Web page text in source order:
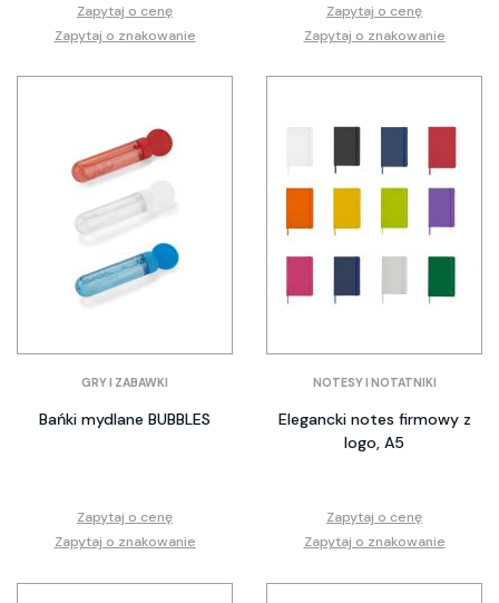
Zapytaj o cenę
Zapytaj o znakowanie
Zapytaj o cenę
Zapytaj o znakowanie
GRY I ZABAWKI
Bańki mydlane BUBBLES
Zapytaj o cenę
Zapytaj o znakowanie
NOTESY I NOTATNIKI
Elegancki notes firmowy z
logo, A5
Zapytaj o cenę
Zapytaj o znakowanie